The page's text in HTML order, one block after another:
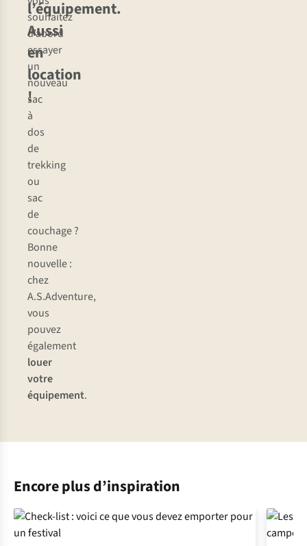
l’équipement.
Aussi
en
location
!
souhaitez
d’abord
essayer
un
nouveau
sac
à
dos
de
trekking
ou
sac
de
couchage ?
Bonne
nouvelle :
chez
A.S.Adventure,
vous
pouvez
également
louer
votre
équipement.
Encore plus d’inspiration